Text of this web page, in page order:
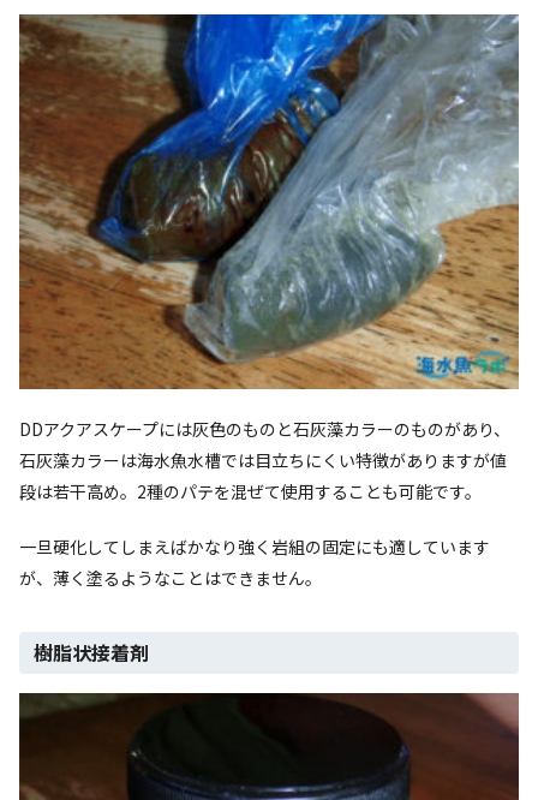
DDアクアスケープには灰色のものと石灰藻カラーのものがあり、
石灰藻カラーは海水魚水槽では目立ちにくい特徴がありますが値
段は若干高め。2種のパテを混ぜて使用することも可能です。
一旦硬化してしまえばかなり強く岩組の固定にも適しています
が、薄く塗るようなことはできません。
樹脂状接着剤